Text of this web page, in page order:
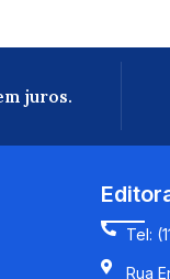
juros.
Tel:
Rua